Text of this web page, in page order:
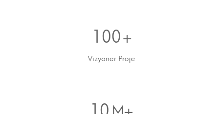
100+
Vizyoner Proje